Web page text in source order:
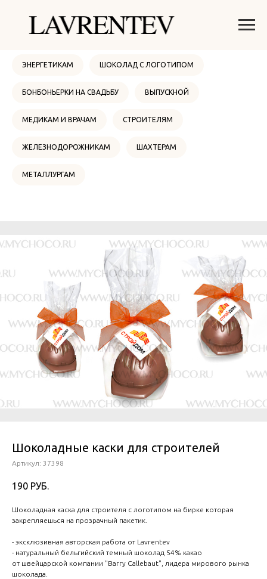
ОНЛАЙН МАГАЗИН НОВЫЙ ГОД 2026
ЭНЕРГЕТИКАМ ШОКОЛАД С ЛОГОТИПОМ
БОНБОНЬЕРКИ НА СВАДЬБУ ВЫПУСКНОЙ
МЕДИКАМ И ВРАЧАМ СТРОИТЕЛЯМ
ЖЕЛЕЗНОДОРОЖНИКАМ ШАХТЕРАМ
МЕТАЛЛУРГАМ
Шоколадные каски для строителей
Артикул: 37398
190 РУБ.
Шоколадная каска для строителя с логотипом на бирке которая
закрепляешься на прозрачный пакетик.
- эксклюзивная авторская работа от Lavrentev
- натуральный бельгийский темный шоколад 54% какао
от швейцарской компании "Barry Callebaut", лидера мирового рынка
шоколада.